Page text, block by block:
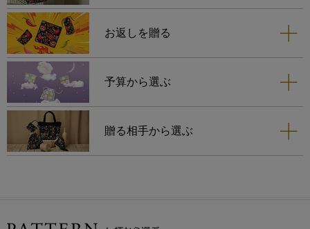
お返しを贈る
予算から選ぶ
贈る相手から選ぶ